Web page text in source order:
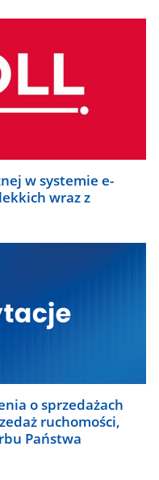
w systemie e-
wraz z
o sprzedażach
ruchomości,
Państwa